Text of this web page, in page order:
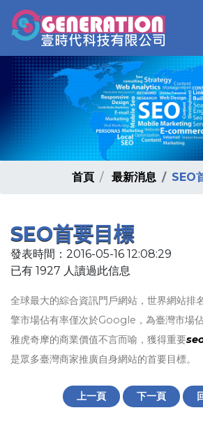
首頁 最新消息 SEO
SEO首要目標
發表時間：2016-05-16 12:08:29
已有 1927 人讀過此信息
全球最大的綜合資訊門戶網站，世界網站排
擎市場佔有率僅次於Google，為臺灣市場
雅虎奇摩的商業價值不言而喻，獲得重要
是眾多臺灣商家推廣自身網站的首要目標。
上一頁 下一頁